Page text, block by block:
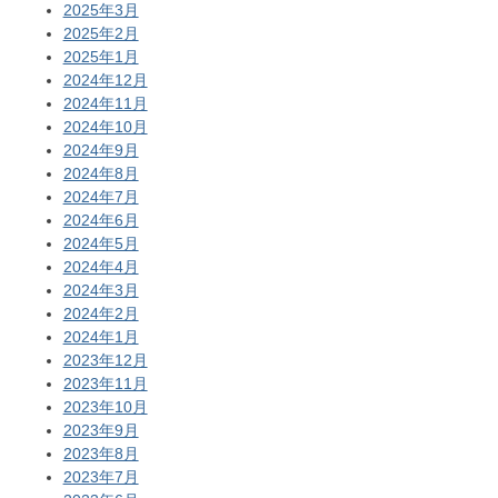
2025年3月
2025年2月
2025年1月
2024年12月
2024年11月
2024年10月
2024年9月
2024年8月
2024年7月
2024年6月
2024年5月
2024年4月
2024年3月
2024年2月
2024年1月
2023年12月
2023年11月
2023年10月
2023年9月
2023年8月
2023年7月